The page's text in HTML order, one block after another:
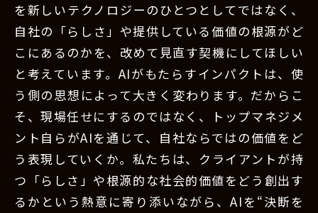
を新しいテクノロジーのひとつとしてではなく、
自社の「らしさ」や提供している価値の根源がど
こにあるのかを、改めて見直す契機にしてほしい
と考えています。AIがもたらすインパクトは、使
う側の思想によって大きく変わります。だからこ
そ、現場任せにするのではなく、トップマネジメ
ント自らがAIを通じて、自社ならではの価値をど
う表現していくか。私たちは、クライアントが持
つ「らしさ」や根源的な社会的価値をどう創出す
るかという熱意に寄り添いながら、AIを“決断を